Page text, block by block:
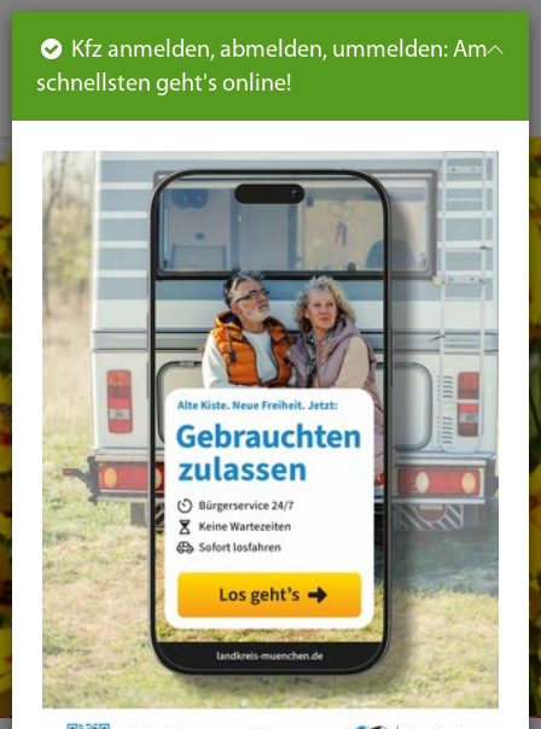
DE
Seiteninhalt
Hauptnavigation
Seitennavigation
leichte
Sprache
Kfz anmelden, abmelden, ummelden: Am
schnellsten geht's online!